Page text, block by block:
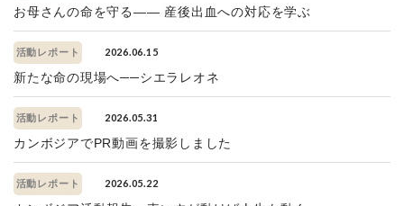
お母さんの命を守る—— 産後出血への対応を学ぶ
活動レポート 2026.06.15
新たな命の現場へ──シエラレオネ
活動レポート 2026.05.31
カンボジアでPR動画を撮影しました
活動レポート 2026.05.22